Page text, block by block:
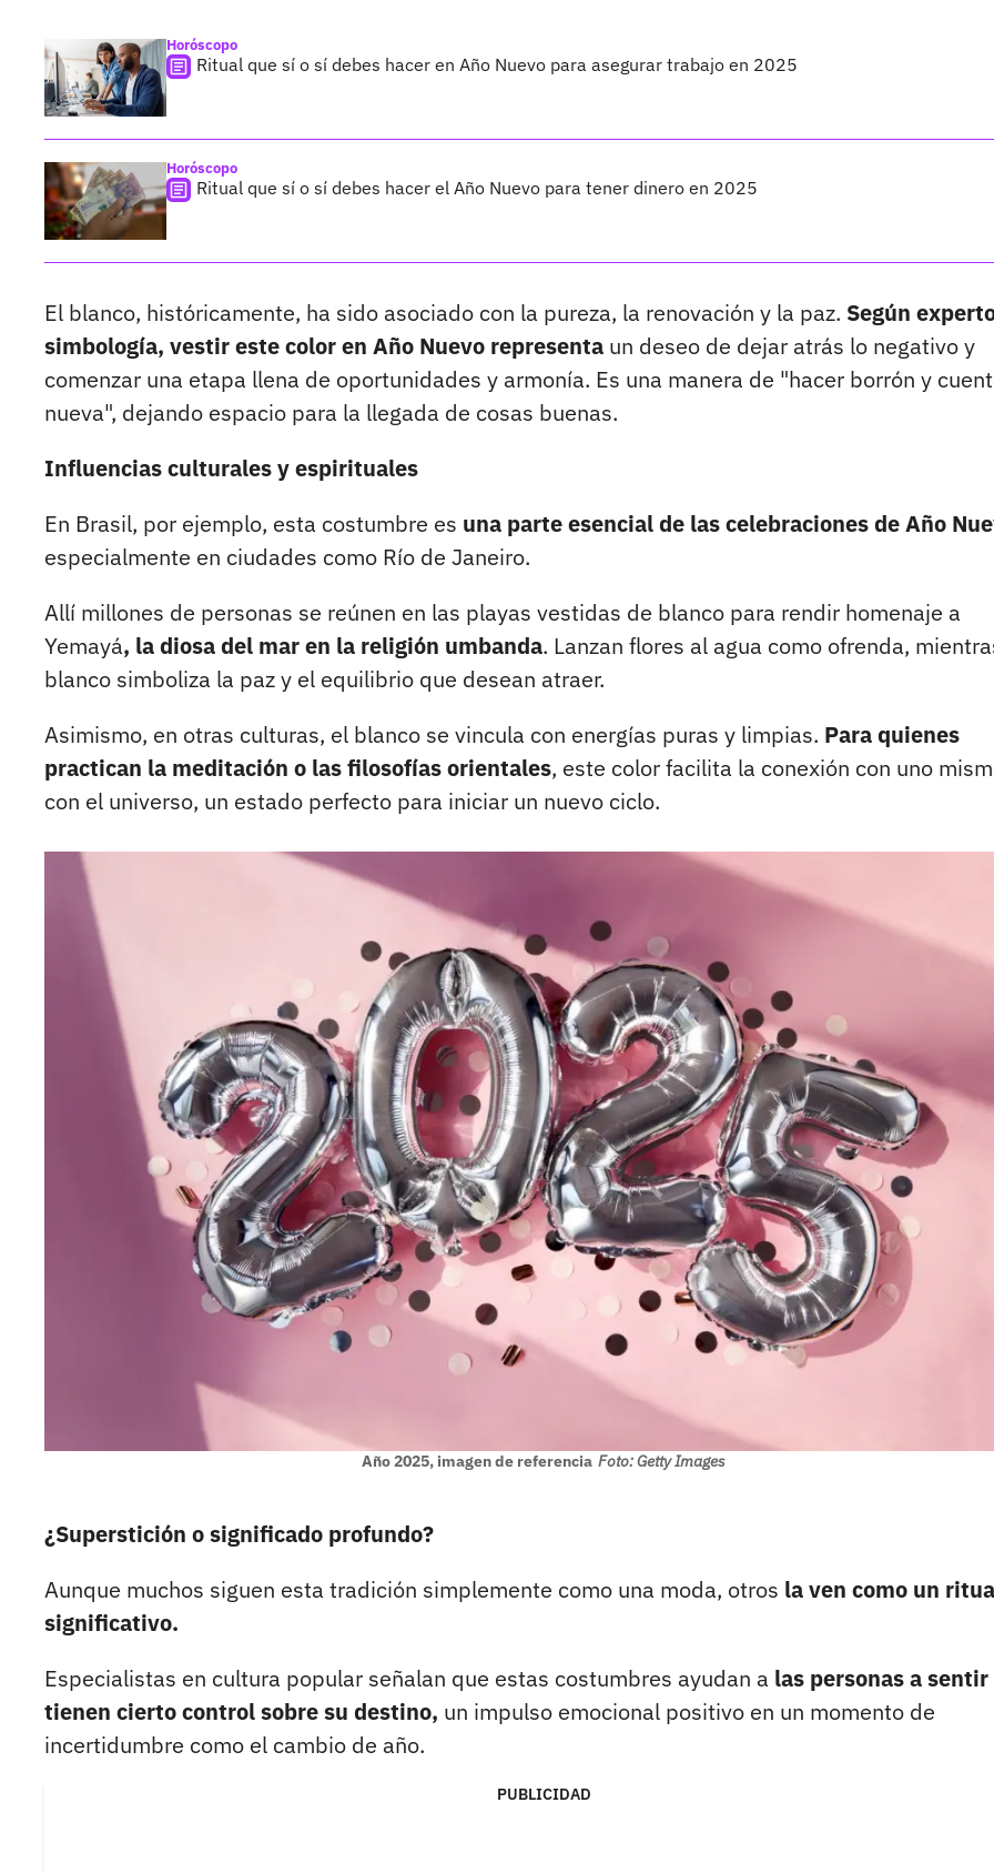
Horóscopo
Ritual que sí o sí debes hacer en Año Nuevo para asegurar trabajo en 2025
Horóscopo
Ritual que sí o sí debes hacer el Año Nuevo para tener dinero en 2025
El blanco, históricamente, ha sido asociado con la pureza, la renovación y la paz. Según
simbología, vestir este color en Año Nuevo representa un deseo de dejar atrás lo negativo y
comenzar una etapa llena de oportunidades y armonía. Es una manera de "hacer borrón y
nueva", dejando espacio para la llegada de cosas buenas.
Influencias culturales y espirituales
En Brasil, por ejemplo, esta costumbre es una parte esencial de las celebraciones de Año
especialmente en ciudades como Río de Janeiro.
Allí millones de personas se reúnen en las playas vestidas de blanco para rendir homenaje a
Yemayá, la diosa del mar en la religión umbanda. Lanzan flores al agua como ofrenda,
blanco simboliza la paz y el equilibrio que desean atraer.
Asimismo, en otras culturas, el blanco se vincula con energías puras y limpias. Para quienes
practican la meditación o las filosofías orientales, este color facilita la conexión con uno
con el universo, un estado perfecto para iniciar un nuevo ciclo.
Año 2025, imagen de referencia Foto: Getty Images
¿Superstición o significado profundo?
Aunque muchos siguen esta tradición simplemente como una moda, otros la ven como un
significativo.
Especialistas en cultura popular señalan que estas costumbres ayudan a las personas a sentir
tienen cierto control sobre su destino, un impulso emocional positivo en un momento de
incertidumbre como el cambio de año.
PUBLICIDAD